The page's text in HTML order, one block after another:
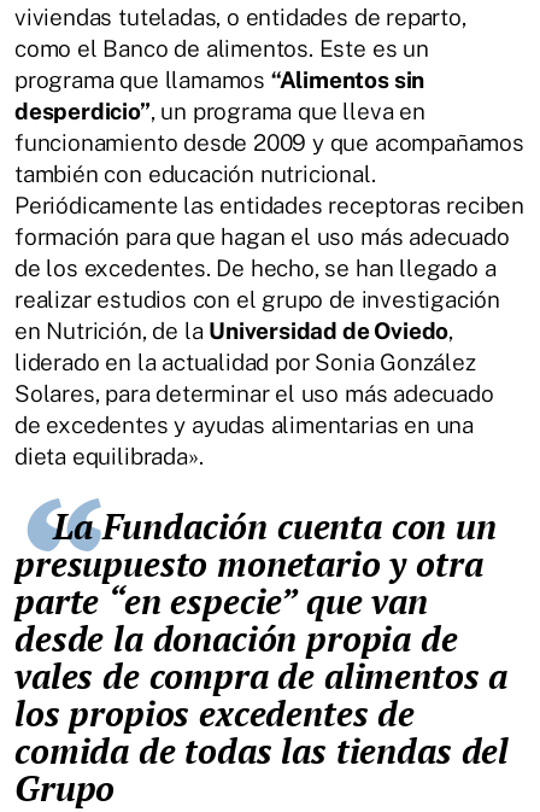
viviendas tuteladas, o entidades de reparto,
como el Banco de alimentos. Este es un
programa que llamamos “Alimentos sin
desperdicio”, un programa que lleva en
funcionamiento desde 2009 y que acompañamos
también con educación nutricional.
Periódicamente las entidades receptoras reciben
formación para que hagan el uso más adecuado
de los excedentes. De hecho, se han llegado a
realizar estudios con el grupo de investigación
en Nutrición, de la Universidad de Oviedo,
liderado en la actualidad por Sonia González
Solares, para determinar el uso más adecuado
de excedentes y ayudas alimentarias en una
dieta equilibrada».
La Fundación cuenta con un
presupuesto monetario y otra
parte “en especie” que van
desde la donación propia de
vales de compra de alimentos a
los propios excedentes de
comida de todas las tiendas del
Grupo